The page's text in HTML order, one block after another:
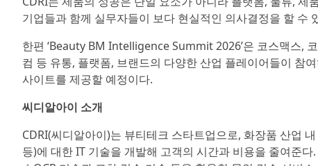
기업들과 함께 실무자들이 보다 현실적인 의사결정을 할 수
한편 ‘Beauty BM Intelligence Summit 2026’은 코스맥스,
컴 등 유통, 플랫폼, 브랜드의 다양한 산업 플레이어들이 참
사이트를 제공할 예정이다.
씨디알아이 소개
CDRI(씨디알아이)는 뷰티테크 스타트업으로, 화장품 산업
등)에 대한 IT 기술을 개발해 고객의 시간과 비용을 줄여준